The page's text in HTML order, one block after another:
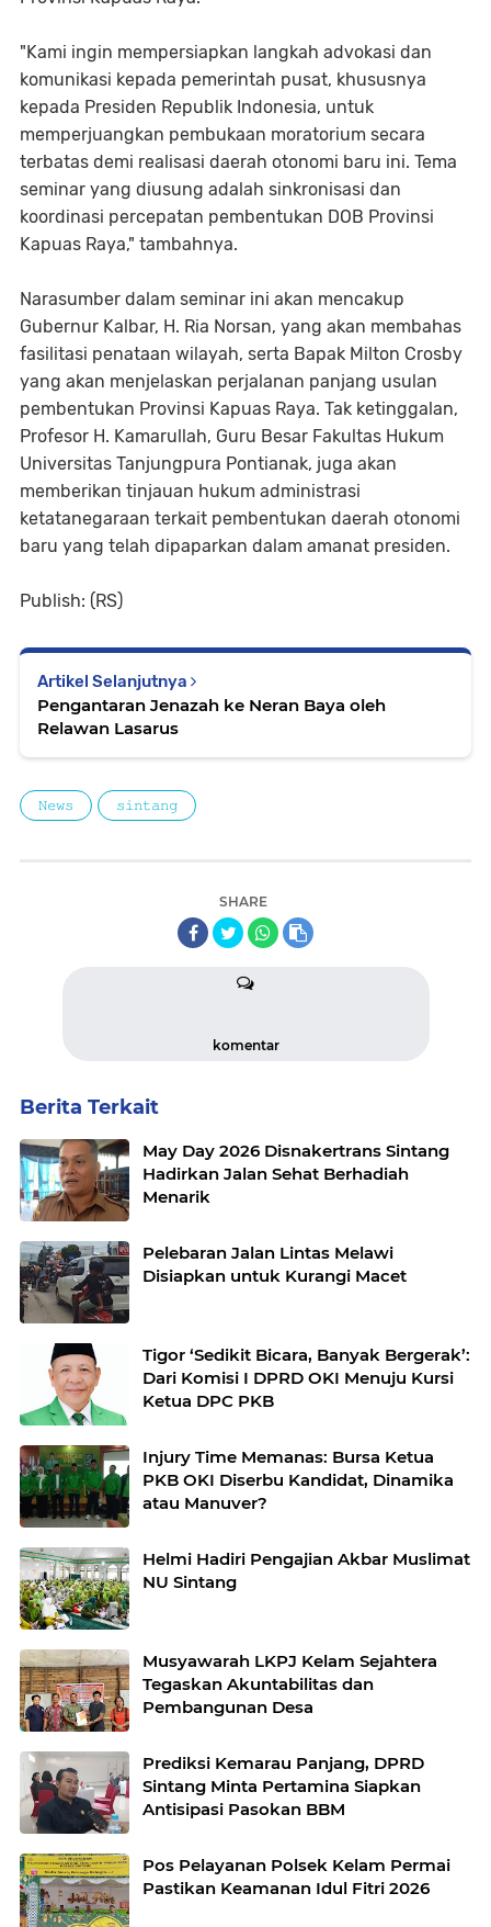
"Kami ingin mempersiapkan langkah advokasi dan
komunikasi kepada pemerintah pusat, khususnya
kepada Presiden Republik Indonesia, untuk
memperjuangkan pembukaan moratorium secara
terbatas demi realisasi daerah otonomi baru ini. Tema
seminar yang diusung adalah sinkronisasi dan
koordinasi percepatan pembentukan DOB Provinsi
Kapuas Raya," tambahnya.
Narasumber dalam seminar ini akan mencakup
Gubernur Kalbar, H. Ria Norsan, yang akan membahas
fasilitasi penataan wilayah, serta Bapak Milton Crosby
yang akan menjelaskan perjalanan panjang usulan
pembentukan Provinsi Kapuas Raya. Tak ketinggalan,
Profesor H. Kamarullah, Guru Besar Fakultas Hukum
Universitas Tanjungpura Pontianak, juga akan
memberikan tinjauan hukum administrasi
ketatanegaraan terkait pembentukan daerah otonomi
baru yang telah dipaparkan dalam amanat presiden.
Publish: (RS)
Artikel Selanjutnya
Pengantaran Jenazah ke Neran Baya oleh
Relawan Lasarus
𝙽𝚎𝚠𝚜 𝚜𝚒𝚗𝚝𝚊𝚗𝚐
SHARE
komentar
Berita Terkait
May Day 2026 Disnakertrans Sintang
Hadirkan Jalan Sehat Berhadiah
Menarik
Pelebaran Jalan Lintas Melawi
Disiapkan untuk Kurangi Macet
Tigor ‘Sedikit Bicara, Banyak Bergerak’:
Dari Komisi I DPRD OKI Menuju Kursi
Ketua DPC PKB
Injury Time Memanas: Bursa Ketua
PKB OKI Diserbu Kandidat, Dinamika
atau Manuver?
Helmi Hadiri Pengajian Akbar Muslimat
NU Sintang
Musyawarah LKPJ Kelam Sejahtera
Tegaskan Akuntabilitas dan
Pembangunan Desa
Prediksi Kemarau Panjang, DPRD
Sintang Minta Pertamina Siapkan
Antisipasi Pasokan BBM
Pos Pelayanan Polsek Kelam Permai
Pastikan Keamanan Idul Fitri 2026